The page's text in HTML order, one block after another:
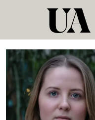
Tag:
astrid
hilling